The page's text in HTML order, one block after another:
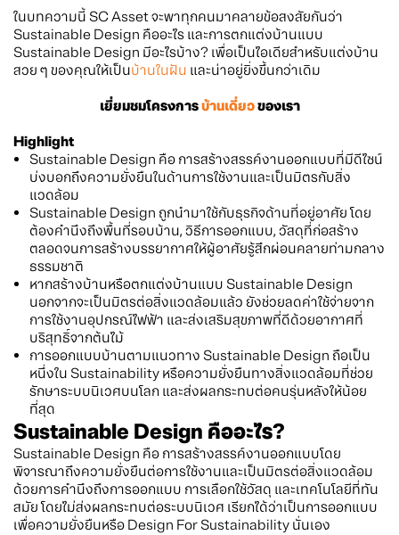
ในบทความนี้ SC Asset จะพาทุกคนมาคลายข้อสงสัยกันว่า
Sustainable Design คืออะไร และการตกแต่งบ้านแบบ
Sustainable Design มีอะไรบ้าง? เพื่อเป็นไอเดียสำหรับแต่งบ้าน
สวย ๆ ของคุณให้เป็นบ้านในฝัน และน่าอยู่ยิ่งขึ้นกว่าเดิม
เยี่ยมชมโครงการบ้านเดี่ยวของเรา
Highlight
Sustainable Design คือ การสร้างสรรค์งานออกแบบที่มีดีไซน์
บ่งบอกถึงความยั่งยืนในด้านการใช้งานและเป็นมิตรกับสิ่ง
แวดล้อม
Sustainable Design ถูกนำมาใช้กับธุรกิจด้านที่อยู่อาศัย โดย
ต้องคำนึงถึงพื้นที่รอบบ้าน, วิธีการออกแบบ, วัสดุที่ก่อสร้าง
ตลอดจนการสร้างบรรยากาศให้ผู้อาศัยรู้สึกผ่อนคลายท่ามกลาง
ธรรมชาติ
หากสร้างบ้านหรือตกแต่งบ้านแบบ Sustainable Design
นอกจากจะเป็นมิตรต่อสิ่งแวดล้อมแล้ว ยังช่วยลดค่าใช้จ่ายจาก
การใช้งานอุปกรณ์ไฟฟ้า และส่งเสริมสุขภาพที่ดีด้วยอากาศที่
บริสุทธิ์จากต้นไม้
การออกแบบบ้านตามแนวทาง Sustainable Design ถือเป็น
หนึ่งใน Sustainability หรือความยั่งยืนทางสิ่งแวดล้อมที่ช่วย
รักษาระบบนิเวศบนโลก และส่งผลกระทบต่อคนรุ่นหลังให้น้อย
ที่สุด
Sustainable Design คืออะไร?
Sustainable Design คือ การสร้างสรรค์งานออกแบบโดย
พิจารณาถึงความยั่งยืนต่อการใช้งานและเป็นมิตรต่อสิ่งแวดล้อม
ด้วยการคำนึงถึงการออกแบบ การเลือกใช้วัสดุ และเทคโนโลยีที่ทัน
สมัย โดยไม่ส่งผลกระทบต่อระบบนิเวศ เรียกได้ว่าเป็นการออกแบบ
เพื่อความยั่งยืนหรือ Design For Sustainability นั่นเอง